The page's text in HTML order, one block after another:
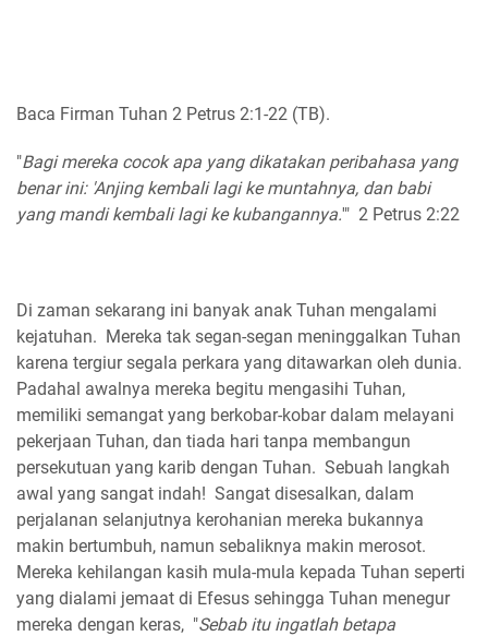
Baca Firman Tuhan 2 Petrus 2:1-22 (TB).
"Bagi mereka cocok apa yang dikatakan peribahasa yang
benar ini: 'Anjing kembali lagi ke muntahnya, dan babi
yang mandi kembali lagi ke kubangannya.'" 2 Petrus 2:22
Di zaman sekarang ini banyak anak Tuhan mengalami
kejatuhan. Mereka tak segan-segan meninggalkan Tuhan
karena tergiur segala perkara yang ditawarkan oleh dunia.
Padahal awalnya mereka begitu mengasihi Tuhan,
memiliki semangat yang berkobar-kobar dalam melayani
pekerjaan Tuhan, dan tiada hari tanpa membangun
persekutuan yang karib dengan Tuhan. Sebuah langkah
awal yang sangat indah! Sangat disesalkan, dalam
perjalanan selanjutnya kerohanian mereka bukannya
makin bertumbuh, namun sebaliknya makin merosot.
Mereka kehilangan kasih mula-mula kepada Tuhan seperti
yang dialami jemaat di Efesus sehingga Tuhan menegur
mereka dengan keras, "Sebab itu ingatlah betapa